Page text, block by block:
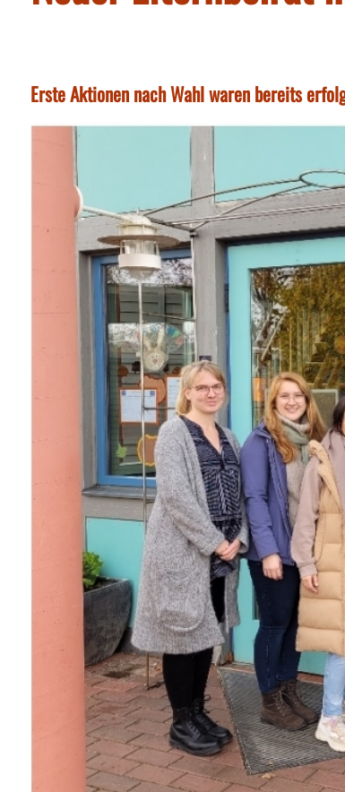
Erste Aktionen nach Wahl waren bereits